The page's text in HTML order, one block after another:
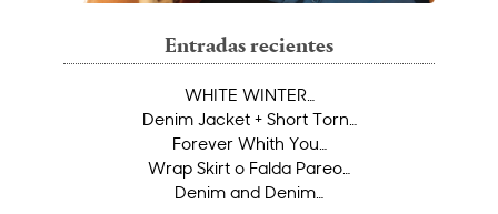
Entradas recientes
WHITE WINTER…
Denim Jacket + Short Torn…
Forever Whith You…
Wrap Skirt o Falda Pareo…
Denim and Denim…